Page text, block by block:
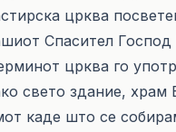
црква
Спасител
црква го
свето здание,
каде што се